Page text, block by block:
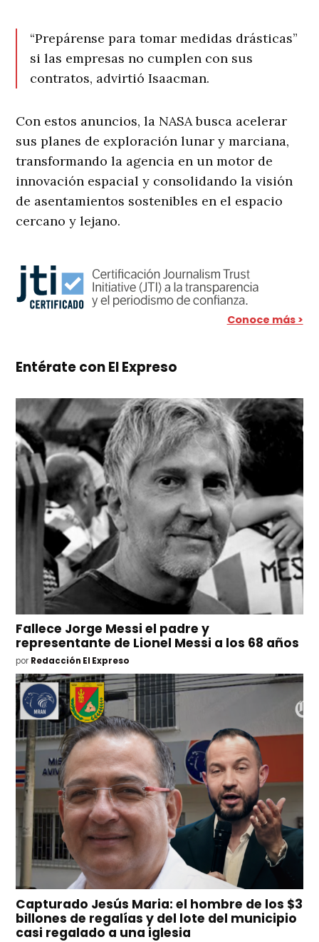
“Prepárense para tomar medidas drásticas”
si las empresas no cumplen con sus
contratos, advirtió Isaacman.
Con estos anuncios, la NASA busca acelerar
sus planes de exploración lunar y marciana,
transformando la agencia en un motor de
innovación espacial y consolidando la visión
de asentamientos sostenibles en el espacio
cercano y lejano.
Conoce más >
Entérate con El Expreso
Fallece Jorge Messi el padre y
representante de Lionel Messi a los 68 años
por Redacción El Expreso
Capturado Jesús Maria: el hombre de los $3
billones de regalías y del lote del municipio
casi regalado a una iglesia